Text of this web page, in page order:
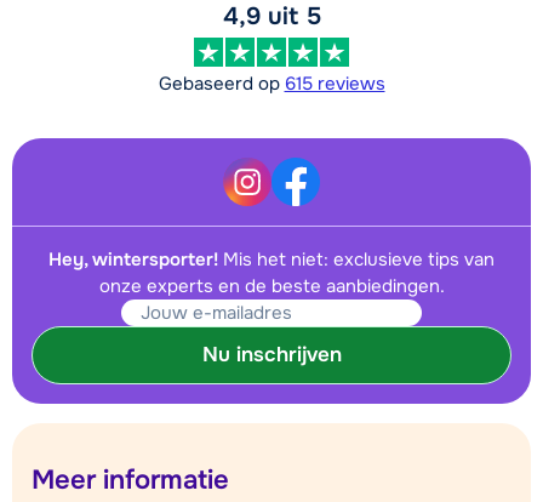
4,9 uit 5
Gebaseerd op 615 reviews
Hey, wintersporter! Mis het niet: exclusieve tips van
onze experts en de beste aanbiedingen.
Nu inschrijven
Meer informatie